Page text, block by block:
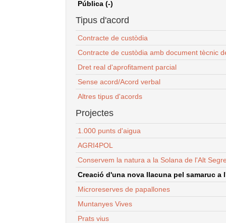
Pública (-)
Tipus d'acord
Contracte de custòdia
Contracte de custòdia amb document tècnic
Dret real d'aprofitament parcial
Sense acord/Acord verbal
Altres tipus d'acords
Projectes
1.000 punts d'aigua
AGRI4POL
Conservem la natura a la Solana de l'Alt
Creació d'una nova llacuna pel samaruc a
Microreserves de papallones
Muntanyes Vives
Prats vius